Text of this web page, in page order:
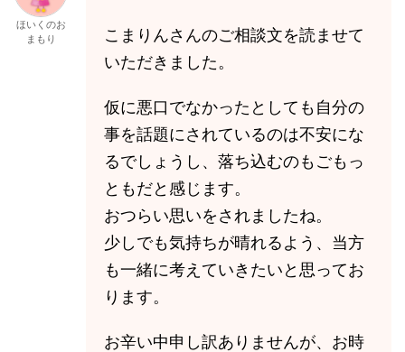
ほいくのお
まもり
こまりんさんのご相談文を読ませて
いただきました。
仮に悪口でなかったとしても自分の
事を話題にされているのは不安にな
るでしょうし、落ち込むのもごもっ
ともだと感じます。
おつらい思いをされましたね。
少しでも気持ちが晴れるよう、当方
も一緒に考えていきたいと思ってお
ります。
お辛い中申し訳ありませんが、お時